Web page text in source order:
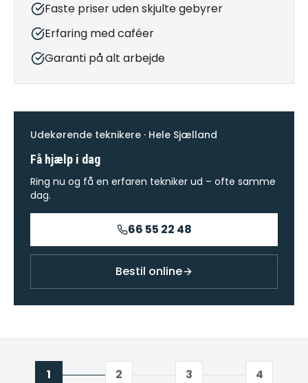
Faste priser uden skjulte gebyrer
Erfaring med caféer
Garanti på alt arbejde
Udekørende teknikere · Hele Sjælland
Få hjælp i dag
Ring nu og få en erfaren tekniker ud – ofte samme
dag.
66 55 22 48
Bestil online
1 2 3 4